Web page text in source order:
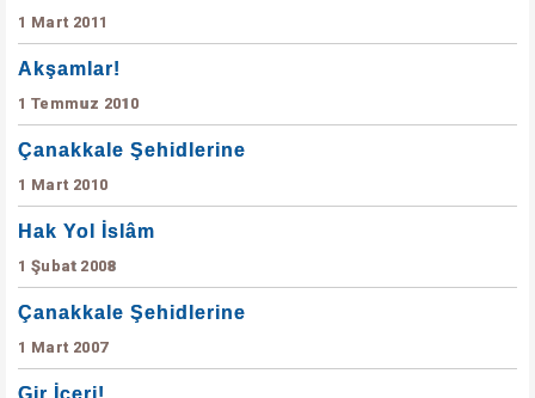
1 Mart 2011
Akşamlar!
1 Temmuz 2010
Çanakkale Şehidlerine
1 Mart 2010
Hak Yol İslâm
1 Şubat 2008
Çanakkale Şehidlerine
1 Mart 2007
Gir İçeri!